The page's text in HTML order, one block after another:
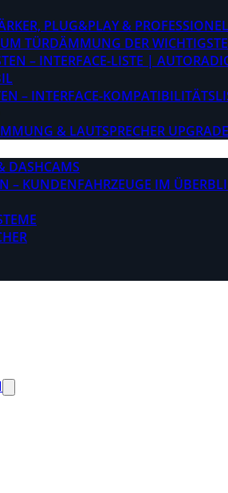
PLUG&PLAY &
TÜRDÄMMUNG DER WICHTIGSTE
– INTERFACE-LISTE |
– INTERFACE-
& LAUTSPRECHER
DASHCAMS
– KUNDENFAHRZEUGE IM